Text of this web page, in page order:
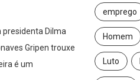
presidenta Dilma
Gripen trouxe
é um
emprego
Homem
Luto